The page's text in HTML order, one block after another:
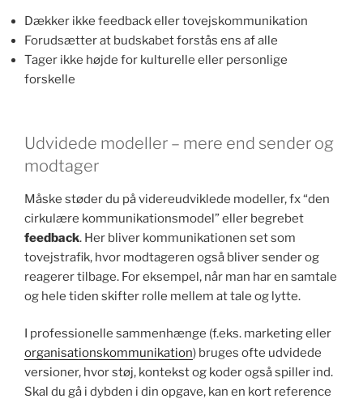
Dækker ikke feedback eller tovejskommunikation
Forudsætter at budskabet forstås ens af alle
Tager ikke højde for kulturelle eller personlige
forskelle
Udvidede modeller – mere end sender og
modtager
Måske støder du på videreudviklede modeller, fx “den
cirkulære kommunikationsmodel” eller begrebet
feedback. Her bliver kommunikationen set som
tovejstrafik, hvor modtageren også bliver sender og
reagerer tilbage. For eksempel, når man har en samtale
og hele tiden skifter rolle mellem at tale og lytte.
I professionelle sammenhænge (f.eks. marketing eller
organisationskommunikation) bruges ofte udvidede
versioner, hvor støj, kontekst og koder også spiller ind.
Skal du gå i dybden i din opgave, kan en kort reference